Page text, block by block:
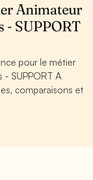
Animateur
- SUPPORT
pour le métier
- SUPPORT A
comparaisons et